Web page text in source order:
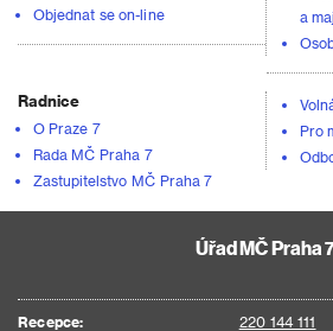
Objednat se on-line
a
Radnice
O Praze 7
Rada MČ Praha 7
Zastupitelstvo MČ Praha 7
Pro
Úřad MČ Praha
Recepce:
220 144 111